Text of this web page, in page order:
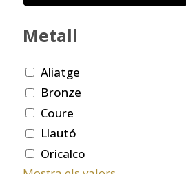
Metall
Aliatge
Bronze
Coure
Llautó
Oricalco